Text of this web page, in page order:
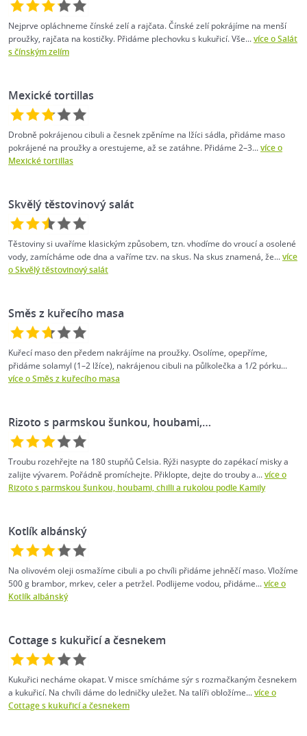
Nejprve opláchneme čínské zelí a rajčata. Čínské zelí pokrájíme na menší
proužky, rajčata na kostičky. Přidáme plechovku s kukuřicí. Vše...více o Salát
s čínským zelím
Mexické tortillas
Drobně pokrájenou cibuli a česnek zpěníme na lžíci sádla, přidáme maso
pokrájené na proužky a orestujeme, až se zatáhne. Přidáme 2–3...více o
Mexické tortillas
Skvělý těstovinový salát
Těstoviny si uvaříme klasickým způsobem, tzn. vhodíme do vroucí a osolené
vody, zamícháme ode dna a vaříme tzv. na skus. Na skus znamená, že...více
o Skvělý těstovinový salát
Směs z kuřecího masa
Kuřecí maso den předem nakrájíme na proužky. Osolíme, opepříme,
přidáme solamyl (1–2 lžíce), nakrájenou cibuli na půlkolečka a 1/2 pórku...
více o Směs z kuřecího masa
Rizoto s parmskou šunkou, houbami,…
Troubu rozehřejte na 180 stupňů Celsia. Rýži nasypte do zapékací misky a
zalijte vývarem. Pořádně promíchejte. Přiklopte, dejte do trouby a...více o
Rizoto s parmskou šunkou, houbami, chilli a rukolou podle Kamily
Kotlík albánský
Na olivovém oleji osmažíme cibuli a po chvíli přidáme jehněčí maso. Vložíme
500 g brambor, mrkev, celer a petržel. Podlijeme vodou, přidáme...více o
Kotlík albánský
Cottage s kukuřicí a česnekem
Kukuřici necháme okapat. V misce smícháme sýr s rozmačkaným česnekem
a kukuřicí. Na chvíli dáme do ledničky uležet. Na talíři obložíme...více o
Cottage s kukuřicí a česnekem